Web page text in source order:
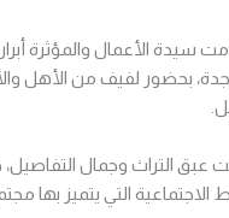
سيدة الأعمال والمؤثرة
بحضور لفيف من الأهل
التراث وجمال التفاصيل،
التي يتميز بها